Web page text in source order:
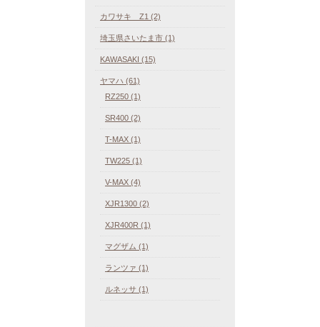
カワサキ Z1 (2)
埼玉県さいたま市 (1)
KAWASAKI (15)
ヤマハ (61)
RZ250 (1)
SR400 (2)
T-MAX (1)
TW225 (1)
V-MAX (4)
XJR1300 (2)
XJR400R (1)
マグザム (1)
ランツァ (1)
ルネッサ (1)